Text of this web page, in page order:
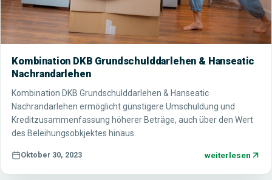
Kombination DKB Grundschulddarlehen & Hanseatic
Nachrandarlehen
Kombination DKB Grundschulddarlehen & Hanseatic
Nachrandarlehen ermöglicht günstigere Umschuldung und
Kreditzusammenfassung höherer Beträge, auch über den Wert
des Beleihungsobkjektes hinaus.
Oktober 30, 2023 weiterlesen